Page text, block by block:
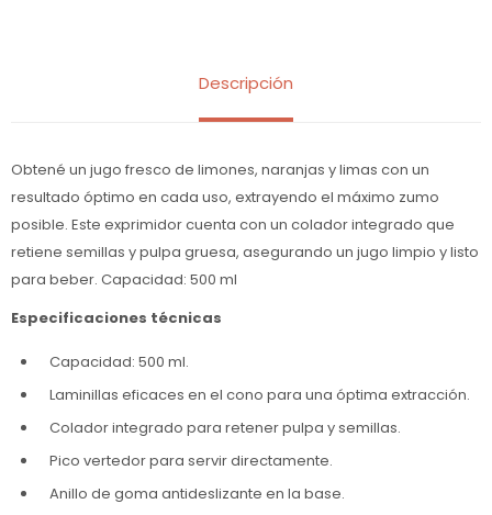
Descripción
Obtené un jugo fresco de limones, naranjas y limas con un
resultado óptimo en cada uso, extrayendo el máximo zumo
posible. Este exprimidor cuenta con un colador integrado que
retiene semillas y pulpa gruesa, asegurando un jugo limpio y listo
para beber. Capacidad: 500 ml
Especificaciones técnicas
Capacidad: 500 ml.
Laminillas eficaces en el cono para una óptima extracción.
Colador integrado para retener pulpa y semillas.
Pico vertedor para servir directamente.
Anillo de goma antideslizante en la base.